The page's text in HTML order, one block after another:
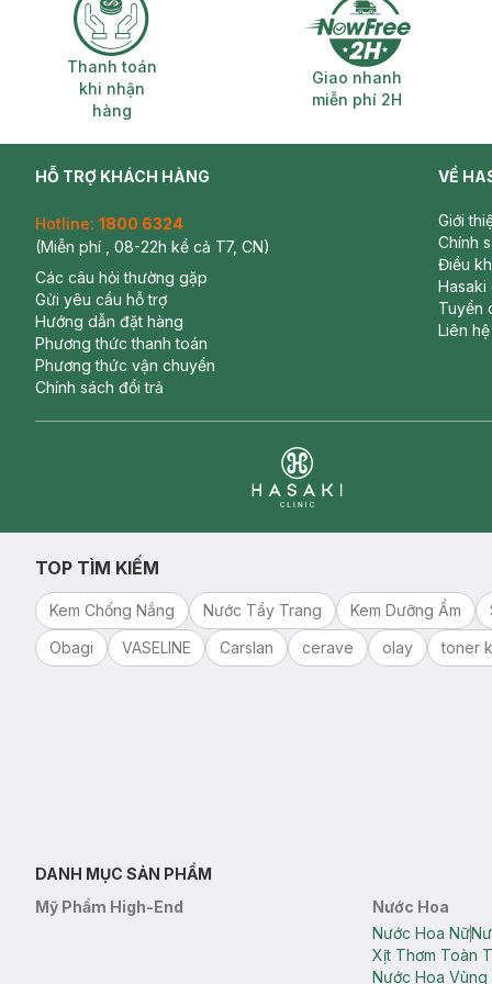
Thanh toán khi nhận hàng
Thanh toán
khi nhận
hàng
Giao nhanh
Giao nhanh
miễn phí 2H
HỖ TRỢ KHÁCH HÀNG
Hotline: 1800 6324
(Miễn phí , 08-22h kể cả T7, CN)
Các câu hỏi thường gặp
Gửi yêu cầu hỗ trợ
Hướng dẫn đặt hàng
Phương thức thanh toán
Phương thức vận chuyển
Chính sách đổi trả
VỀ
Giới
Chính
Điều
Hasaki
Tuyển
Liên hệ
TOP TÌM KIẾM
Kem Chống Nắng Nước Tẩy Trang Kem Dưỡng Ẩm
Obagi
VASELINE Carslan cerave olay toner
DANH MỤC SẢN PHẨM
Mỹ Phẩm High-End
Nước Hoa
Nước Hoa Nữ
Xịt Thơm Toàn
Nước Hoa Vùng